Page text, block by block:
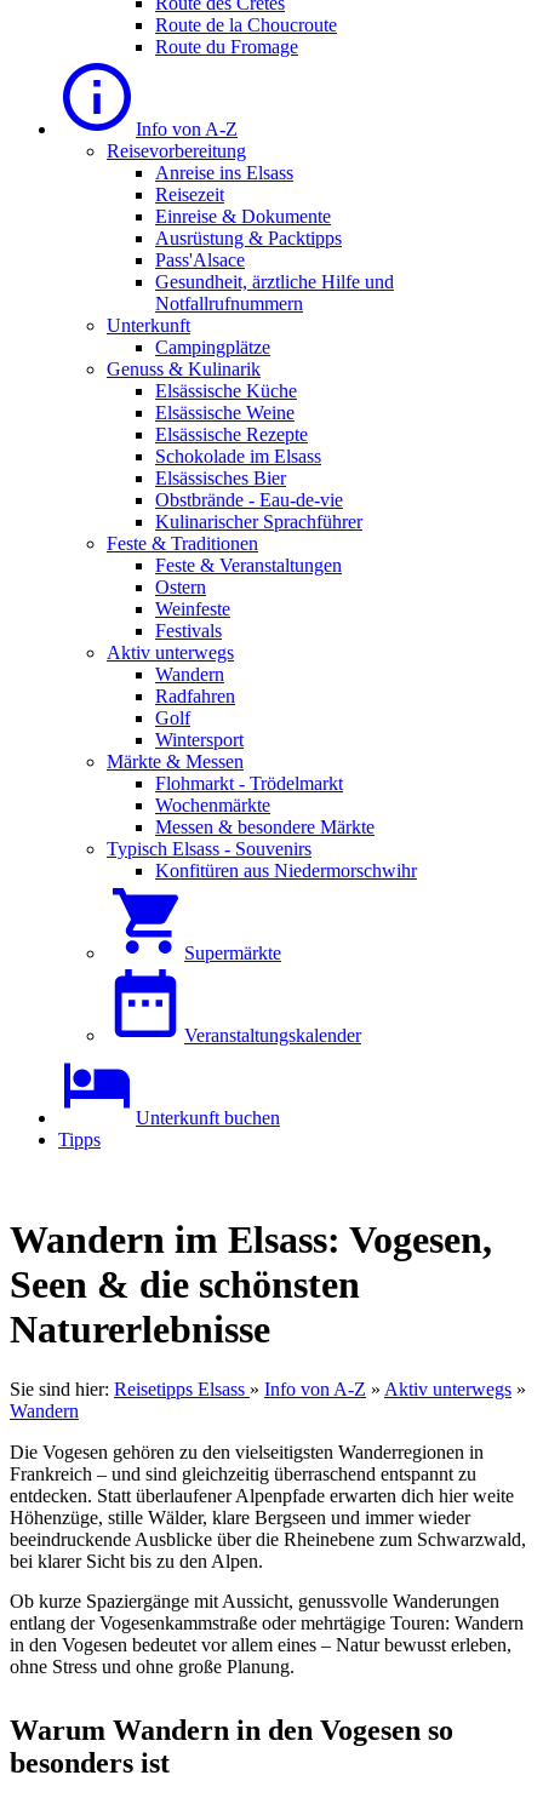
Route de la Choucroute
Route du Fromage
Info von A-Z
Reisevorbereitung
Anreise ins Elsass
Reisezeit
Einreise & Dokumente
Ausrüstung & Packtipps
Pass'Alsace
Gesundheit, ärztliche Hilfe und
Notfallrufnummern
Unterkunft
Campingplätze
Genuss & Kulinarik
Elsässische Küche
Elsässische Weine
Elsässische Rezepte
Schokolade im Elsass
Elsässisches Bier
Obstbrände - Eau-de-vie
Kulinarischer Sprachführer
Feste & Traditionen
Feste & Veranstaltungen
Ostern
Weinfeste
Festivals
Aktiv unterwegs
Wandern
Radfahren
Golf
Wintersport
Märkte & Messen
Flohmarkt - Trödelmarkt
Wochenmärkte
Messen & besondere Märkte
Typisch Elsass - Souvenirs
Konfitüren aus Niedermorschwihr
Supermärkte
Veranstaltungskalender
Unterkunft buchen
Tipps
Wandern im Elsass: Vogesen,
Seen & die schönsten
Naturerlebnisse
Sie sind hier: Reisetipps Elsass » Info von A-Z » Aktiv unterwegs »
Wandern
Die Vogesen gehören zu den vielseitigsten Wanderregionen in
Frankreich – und sind gleichzeitig überraschend entspannt zu
entdecken. Statt überlaufener Alpenpfade erwarten dich hier weite
Höhenzüge, stille Wälder, klare Bergseen und immer wieder
beeindruckende Ausblicke über die Rheinebene zum Schwarzwald,
bei klarer Sicht bis zu den Alpen.
Ob kurze Spaziergänge mit Aussicht, genussvolle Wanderungen
entlang der Vogesenkammstraße oder mehrtägige Touren: Wandern
in den Vogesen bedeutet vor allem eines – Natur bewusst erleben,
ohne Stress und ohne große Planung.
Warum Wandern in den Vogesen so
besonders ist